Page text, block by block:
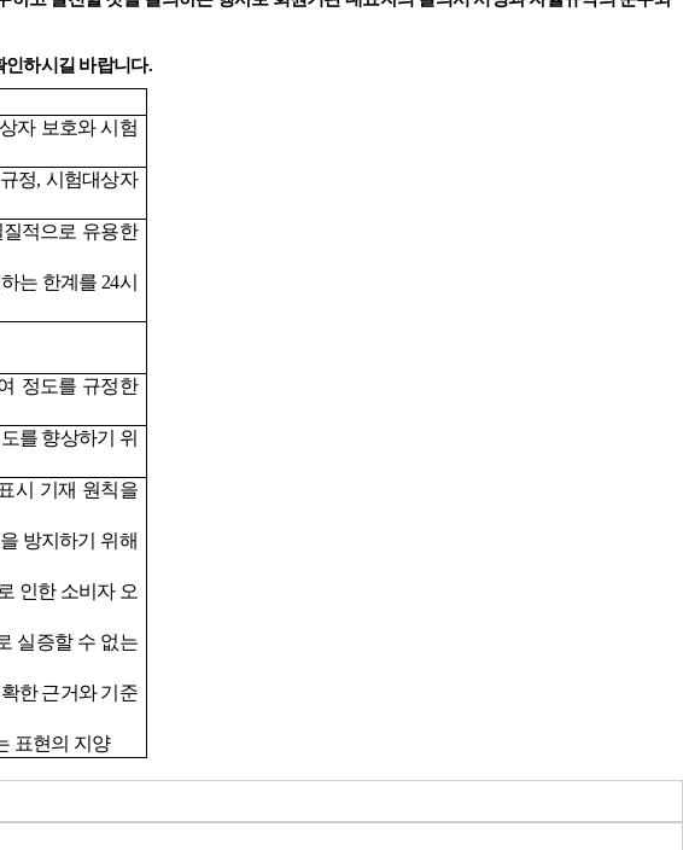
인하시길 바랍니다.
자 보호와 시험
정, 시험대상자
적으로 유용한
는 한계를 24시
정도를 규정한
를 향상하기 위
시 기재 원칙을
방지하기 위해
인한 소비자 오
실증할 수 없는
한 근거와 기준
표현의 지양